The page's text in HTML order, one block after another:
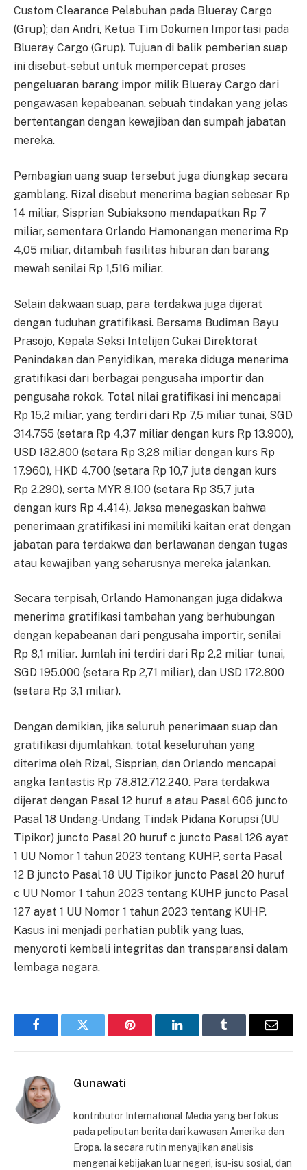
Custom Clearance Pelabuhan pada Blueray Cargo
(Grup); dan Andri, Ketua Tim Dokumen Importasi pada
Blueray Cargo (Grup). Tujuan di balik pemberian suap
ini disebut-sebut untuk mempercepat proses
pengeluaran barang impor milik Blueray Cargo dari
pengawasan kepabeanan, sebuah tindakan yang jelas
bertentangan dengan kewajiban dan sumpah jabatan
mereka.
Pembagian uang suap tersebut juga diungkap secara
gamblang. Rizal disebut menerima bagian sebesar Rp
14 miliar, Sisprian Subiaksono mendapatkan Rp 7
miliar, sementara Orlando Hamonangan menerima Rp
4,05 miliar, ditambah fasilitas hiburan dan barang
mewah senilai Rp 1,516 miliar.
Selain dakwaan suap, para terdakwa juga dijerat
dengan tuduhan gratifikasi. Bersama Budiman Bayu
Prasojo, Kepala Seksi Intelijen Cukai Direktorat
Penindakan dan Penyidikan, mereka diduga menerima
gratifikasi dari berbagai pengusaha importir dan
pengusaha rokok. Total nilai gratifikasi ini mencapai
Rp 15,2 miliar, yang terdiri dari Rp 7,5 miliar tunai, SGD
314.755 (setara Rp 4,37 miliar dengan kurs Rp 13.900),
USD 182.800 (setara Rp 3,28 miliar dengan kurs Rp
17.960), HKD 4.700 (setara Rp 10,7 juta dengan kurs
Rp 2.290), serta MYR 8.100 (setara Rp 35,7 juta
dengan kurs Rp 4.414). Jaksa menegaskan bahwa
penerimaan gratifikasi ini memiliki kaitan erat dengan
jabatan para terdakwa dan berlawanan dengan tugas
atau kewajiban yang seharusnya mereka jalankan.
Secara terpisah, Orlando Hamonangan juga didakwa
menerima gratifikasi tambahan yang berhubungan
dengan kepabeanan dari pengusaha importir, senilai
Rp 8,1 miliar. Jumlah ini terdiri dari Rp 2,2 miliar tunai,
SGD 195.000 (setara Rp 2,71 miliar), dan USD 172.800
(setara Rp 3,1 miliar).
Dengan demikian, jika seluruh penerimaan suap dan
gratifikasi dijumlahkan, total keseluruhan yang
diterima oleh Rizal, Sisprian, dan Orlando mencapai
angka fantastis Rp 78.812.712.240. Para terdakwa
dijerat dengan Pasal 12 huruf a atau Pasal 606 juncto
Pasal 18 Undang-Undang Tindak Pidana Korupsi (UU
Tipikor) juncto Pasal 20 huruf c juncto Pasal 126 ayat
1 UU Nomor 1 tahun 2023 tentang KUHP, serta Pasal
12 B juncto Pasal 18 UU Tipikor juncto Pasal 20 huruf
c UU Nomor 1 tahun 2023 tentang KUHP juncto Pasal
127 ayat 1 UU Nomor 1 tahun 2023 tentang KUHP.
Kasus ini menjadi perhatian publik yang luas,
menyoroti kembali integritas dan transparansi dalam
lembaga negara.
FacebookTwitter Pinterest LinkedInTumblr Email
Gunawati
kontributor International Media yang berfokus
pada peliputan berita dari kawasan Amerika dan
Eropa. Ia secara rutin menyajikan analisis
mengenai kebijakan luar negeri, isu-isu sosial, dan